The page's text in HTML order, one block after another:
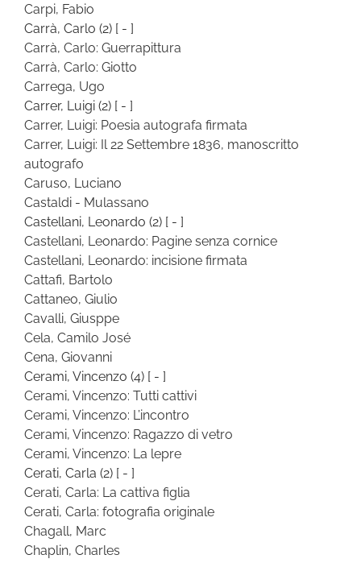
Carpi, Fabio
Carrà, Carlo (2) [ - ]
Carrà, Carlo: Guerrapittura
Carrà, Carlo: Giotto
Carrega, Ugo
Carrer, Luigi (2) [ - ]
Carrer, Luigi: Poesia autografa firmata
Carrer, Luigi: Il 22 Settembre 1836, manoscritto
autografo
Caruso, Luciano
Castaldi - Mulassano
Castellani, Leonardo (2) [ - ]
Castellani, Leonardo: Pagine senza cornice
Castellani, Leonardo: incisione firmata
Cattafi, Bartolo
Cattaneo, Giulio
Cavalli, Giusppe
Cela, Camilo José
Cena, Giovanni
Cerami, Vincenzo (4) [ - ]
Cerami, Vincenzo: Tutti cattivi
Cerami, Vincenzo: L’incontro
Cerami, Vincenzo: Ragazzo di vetro
Cerami, Vincenzo: La lepre
Cerati, Carla (2) [ - ]
Cerati, Carla: La cattiva figlia
Cerati, Carla: fotografia originale
Chagall, Marc
Chaplin, Charles